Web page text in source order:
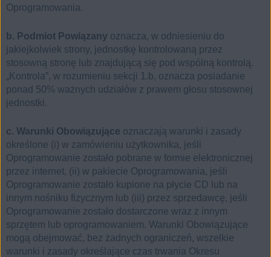
Oprogramowania.
b. Podmiot Powiązany oznacza, w odniesieniu do
jakiejkolwiek strony, jednostkę kontrolowaną przez
stosowną stronę lub znajdującą się pod wspólną kontrolą.
„Kontrola”, w rozumieniu sekcji 1.b, oznacza posiadanie
ponad 50% ważnych udziałów z prawem głosu stosownej
jednostki.
c. Warunki Obowiązujące oznaczają warunki i zasady
określone (i) w zamówieniu użytkownika, jeśli
Oprogramowanie zostało pobrane w formie elektronicznej
przez internet, (ii) w pakiecie Oprogramowania, jeśli
Oprogramowanie zostało kupione na płycie CD lub na
innym nośniku fizycznym lub (iii) przez sprzedawcę, jeśli
Oprogramowanie zostało dostarczone wraz z innym
sprzętem lub oprogramowaniem. Warunki Obowiązujące
mogą obejmować, bez żadnych ograniczeń, wszelkie
warunki i zasady określające czas trwania Okresu